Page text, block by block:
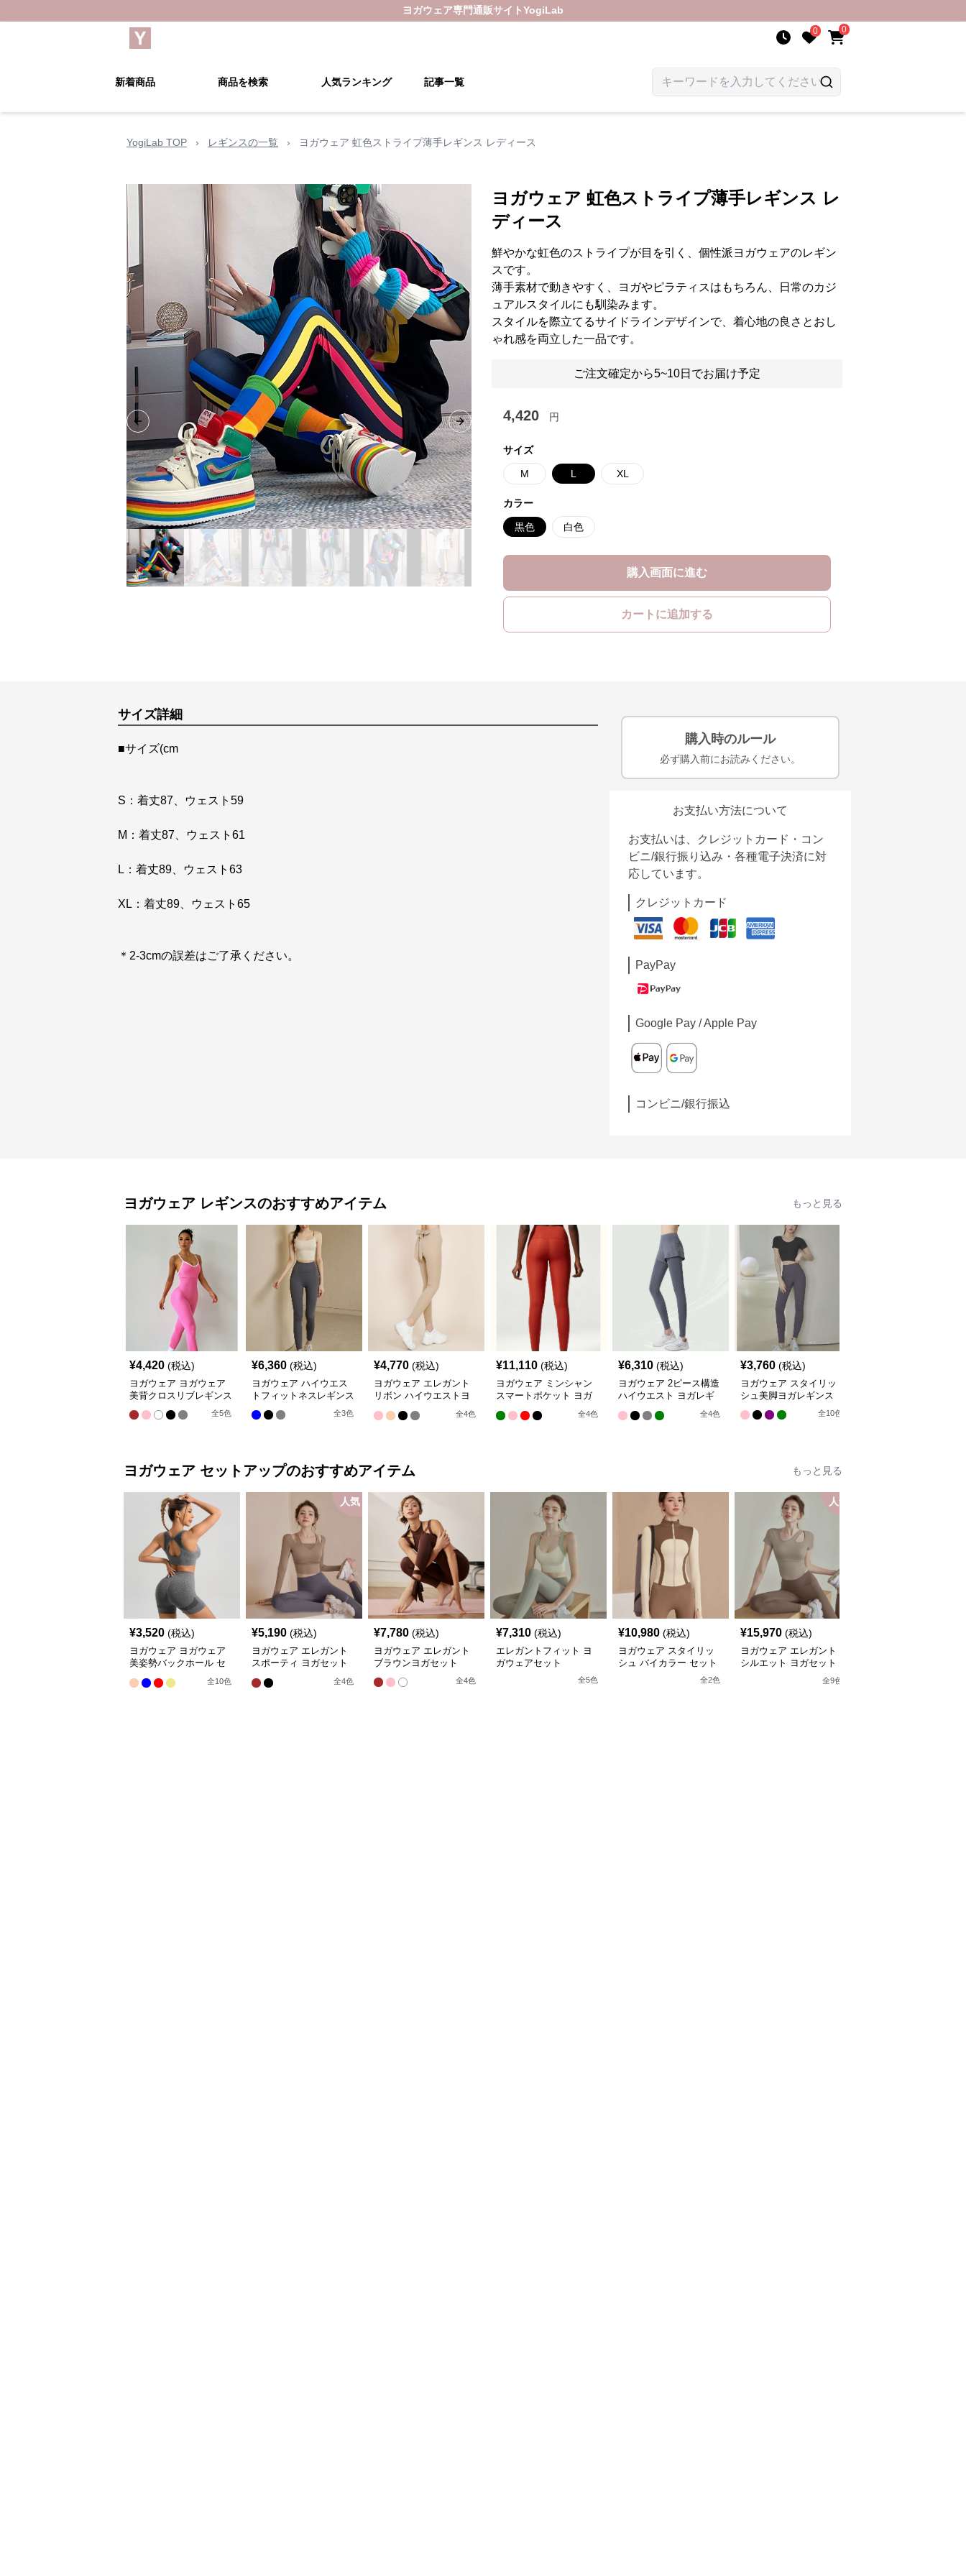
ヨガウェア専門通販サイトYogiLab
0 0
新着商品 商品を検索 人気ランキング 記事一覧
YogiLab TOP › レギンスの一覧 › ヨガウェア 虹色ストライプ薄手レギンス レディース
Previous slide Next slide
ヨガウェア 虹色ストライプ薄手レギンス レ
ディース
鮮やかな虹色のストライプが目を引く、個性派ヨガウェアのレギン
スです。
薄手素材で動きやすく、ヨガやピラティスはもちろん、日常のカジ
ュアルスタイルにも馴染みます。
スタイルを際立てるサイドラインデザインで、着心地の良さとおし
ゃれ感を両立した一品です。
ご注文確定から5~10日でお届け予定
4,420 円
サイズ
M L XL
カラー
黒色 白色
購入画面に進む
カートに追加する
サイズ詳細
■サイズ(cm
S：着丈87、ウェスト59
M：着丈87、ウェスト61
L：着丈89、ウェスト63
XL：着丈89、ウェスト65
＊2-3cmの誤差はご了承ください。
購入時のルール
必ず購入前にお読みください。
お支払い方法について
お支払いは、クレジットカード・コン
ビニ/銀行振り込み・各種電子決済に対
応しています。
クレジットカード
PayPay
Google Pay / Apple Pay
コンビニ/銀行振込
ヨガウェア レギンスのおすすめアイテム もっと見る
¥4,420 (税込)
ヨガウェア ヨガウェア
美背クロスリブレギンス
全5色
¥6,360 (税込)
ヨガウェア ハイウエス
トフィットネスレギンス
全3色
¥4,770 (税込)
ヨガウェア エレガント
リボン ハイウエストヨ
全4色
¥11,110 (税込)
ヨガウェア ミンシャン
スマートポケット ヨガ
全4色
¥6,310 (税込)
ヨガウェア 2ピース構造
ハイウエスト ヨガレギ
全4色
¥3,760 (税込)
ヨガウェア スタイリッ
シュ美脚ヨガレギンス
全10色
ヨガウェア セットアップのおすすめアイテム もっと見る
¥3,520 (税込)
ヨガウェア ヨガウェア
美姿勢バックホール セ
全10色
人気
¥5,190 (税込)
ヨガウェア エレガント
スポーティ ヨガセット
全4色
¥7,780 (税込)
ヨガウェア エレガント
ブラウンヨガセット
全4色
¥7,310 (税込)
エレガントフィット ヨ
ガウェアセット
全5色
¥10,980 (税込)
ヨガウェア スタイリッ
シュ バイカラー セット
全2色
人気
¥15,970 (税込)
ヨガウェア エレガント
シルエット ヨガセット
全9色